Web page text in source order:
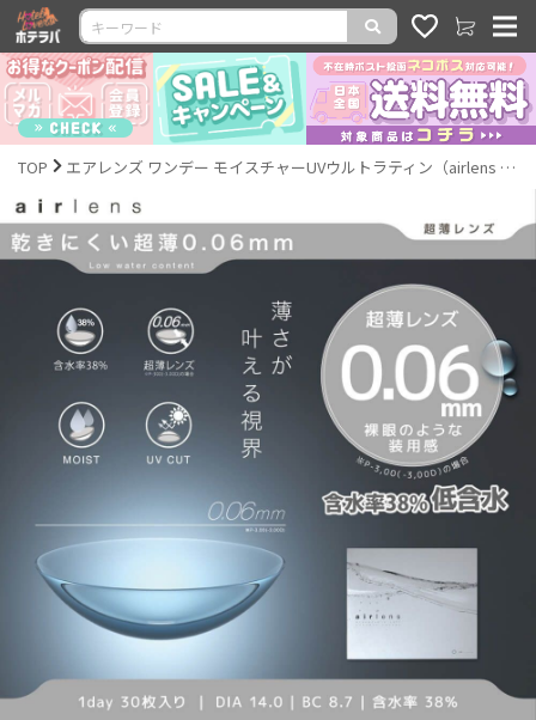
TOP エアレンズ ワンデー モイスチャーUVウルトラティン（airlens 1day moisture UV Ultra-thin）｜度ありクリアコンタクト ワンデー｜14.0mm｜激安カラコン通販ホテラバ